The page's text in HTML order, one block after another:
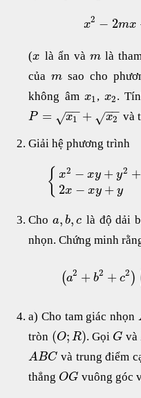
x2 − 2mx
(x là ẩn và mlà
củam sao cho
không âm x1, x2.
P = x1
−−
√ + x2
−−
√ và
Giải hệ phương trình
{ x2 − xy + y2 +
2x − xy + y
Choa, b, c là độ dải
nhọn. Chứng minh
(a2 + b2 + c2 )
a) Cho tam giác nhọn
tròn (O; R). Gọi G và
ABC và trung điểm
thẳng OG vuông góc